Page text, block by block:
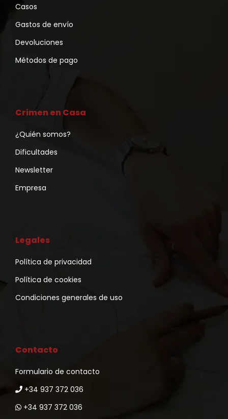
Casos
Gastos de envío
Devoluciones
Métodos de pago
Crimen en Casa
¿Quién somos?
Dificultades
Newsletter
Empresa
Legales
Política de privacidad
Política de cookies
Condiciones generales de uso
Contacto
Formulario de contacto
+34 937 372 036
+34 937 372 036